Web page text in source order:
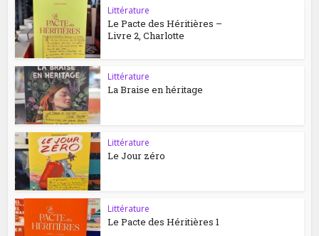
Littérature
Le Pacte des Héritières –
Livre 2, Charlotte
Littérature
La Braise en héritage
Littérature
Le Jour zéro
Littérature
Le Pacte des Héritières 1